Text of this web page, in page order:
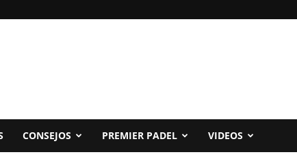
CONSEJOS PREMIER PADEL VIDEOS